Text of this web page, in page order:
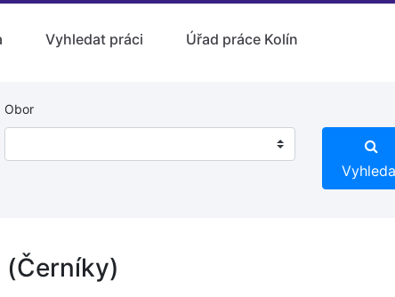
Vyhledat práci Úřad práce Kolín
Obor
(Černíky)